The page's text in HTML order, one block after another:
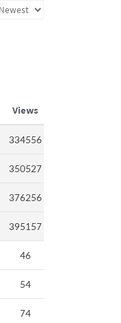
Views
334556
350527
376256
395157
46
54
74